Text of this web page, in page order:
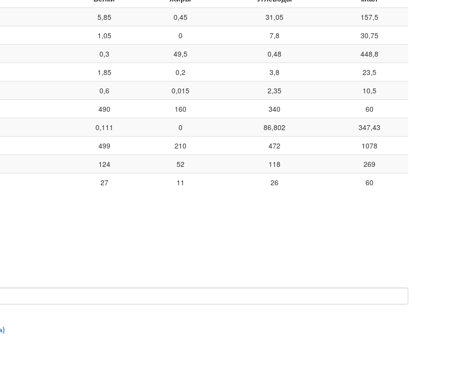
5,85 0,45 31,05
157,5
1,05 0 7,8
30,75
0,3 49,5 0,48
448,8
1,85 0,2 3,8
23,5
0,6 0,015 2,35
10,5
490 160 340
60
0,111 0 86,802
347,43
499 210 472
1078
124 52 118
269
27 11 26 60